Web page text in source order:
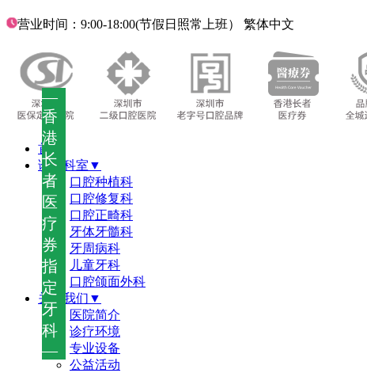
—
香
港
长
者
医
疗
券
指
定
牙
科
—
营业时间：9:00-18:00(节假日照常上班） 繁体中文
首页
诊疗科室▼
口腔种植科
口腔修复科
口腔正畸科
牙体牙髓科
牙周病科
儿童牙科
口腔颌面外科
关于我们▼
医院简介
诊疗环境
专业设备
公益活动